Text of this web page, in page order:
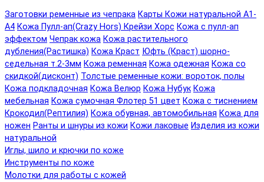
Заготовки ременные из чепрака Карты Кожи натуральной А1-
А4 Кожа Пулл-ап(Crazy Hors) Крейзи Хорс Кожа с пулл-ап
эффектом Чепрак кожа Кожа растительного
дубления(Растишка) Кожа Краст Юфть (Краст) шорно-
седельная т.2-3мм Кожа ременная Кожа одежная Кожа со
скидкой(дисконт) Толстые ременные кожи: вороток, полы
Кожа подкладочная Кожа Велюр Кожа Нубук Кожа
мебельная Кожа сумочная Флотер 51 цвет Кожа с тиснением
Крокодил(Рептилия) Кожа обувная, автомобильная Кожа для
ножен Ранты и шнуры из кожи Кожи лаковые Изделия из кожи
натуральной
Иглы, шило и крючки по коже
Инструменты по коже
Молотки для работы с кожей